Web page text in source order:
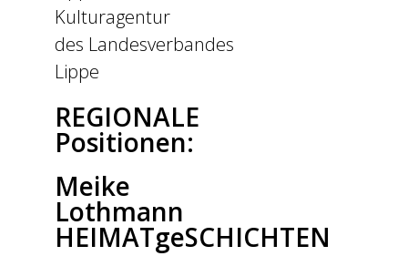
Kulturagentur
des Landesverbandes
Lippe
REGIONALE
Positionen:
Meike
Lothmann
HEIMATgeSCHICHTEN